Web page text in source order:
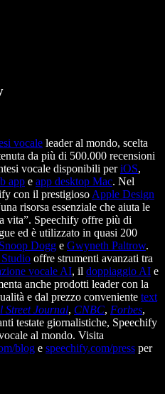
vocale leader al mondo, scelta
da più di 500.000 recensioni
vocale disponibili periOS,
app e app desktop Mac. Nel
con il prestigioso Apple Design
risorsa essenziale che aiuta le
vita”. Speechify offre più di
ed è utilizzato in quasi 200
Snoop Dogg e Gwyneth Paltrow.
offre strumenti avanzati tra
vocale AI, il doppiaggio AI e
anche prodotti leader con la
e dal prezzo conveniente text
Street Journal, CNBC, Forbes,
testate giornalistiche, Speechify
al mondo. Visita
blog e speechify.com/press per